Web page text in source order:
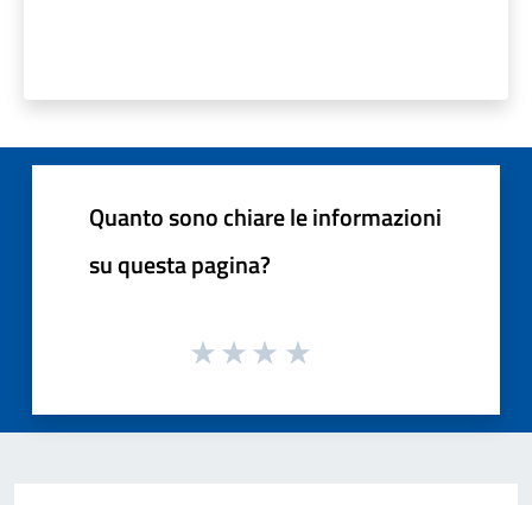
Quanto sono chiare le informazioni
su questa pagina?